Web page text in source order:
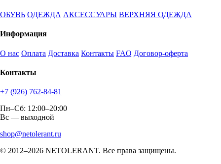
ОБУВЬ ОДЕЖДА АКСЕССУАРЫ ВЕРХНЯЯ ОДЕЖДА
Информация
О нас Оплата Доставка Контакты FAQ Договор-оферта
Контакты
+7 (926) 762-84-81
Пн–Сб: 12:00–20:00
Вс — выходной
shop@netolerant.ru
© 2012–2026 NETOLERANT. Все права защищены.